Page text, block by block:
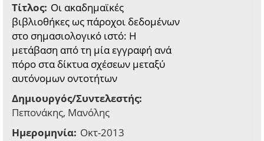
Τίτλος: Οι ακαδημαϊκές
βιβλιοθήκες ως πάροχοι δεδομένων
στο σημασιολογικό ιστό: Η
μετάβαση από τη μία εγγραφή ανά
πόρο στα δίκτυα σχέσεων μεταξύ
αυτόνομων οντοτήτων
Δημιουργός/Συντελεστής:
Πεπονάκης, Μανόλης
Ημερομηνία: Οκτ-2013